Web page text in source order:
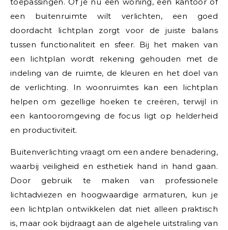
een buitenruimte wilt verlichten, een goed
doordacht lichtplan zorgt voor de juiste balans
tussen functionaliteit en sfeer. Bij het maken van
een lichtplan wordt rekening gehouden met de
indeling van de ruimte, de kleuren en het doel van
de verlichting. In woonruimtes kan een lichtplan
helpen om gezellige hoeken te creëren, terwijl in
een kantooromgeving de focus ligt op helderheid
en productiviteit.
Buitenverlichting vraagt om een andere benadering,
waarbij veiligheid en esthetiek hand in hand gaan.
Door gebruik te maken van professionele
lichtadviezen en hoogwaardige armaturen, kun je
een lichtplan ontwikkelen dat niet alleen praktisch
is, maar ook bijdraagt aan de algehele uitstraling van